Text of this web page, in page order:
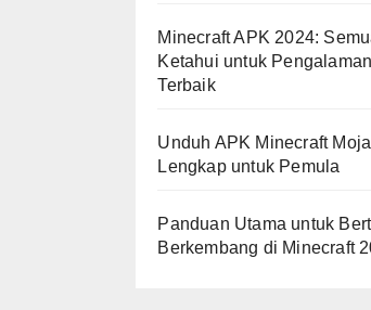
Minecraft APK 2024:
Ketahui untuk
Terbaik
Unduh APK Minecraft
Lengkap untuk Pemula
Panduan Utama untuk
Berkembang di Minecraft